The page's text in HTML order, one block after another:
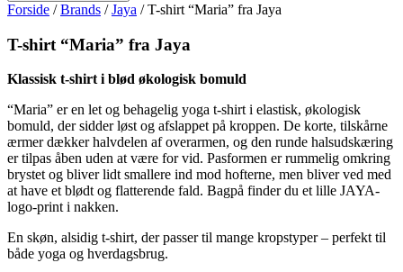
Forside /Brands /Jaya / T-shirt “Maria” fra Jaya
T-shirt “Maria” fra Jaya
Klassisk t-shirt i blød økologisk bomuld
“Maria” er en let og behagelig yoga t-shirt i elastisk, økologisk
bomuld, der sidder løst og afslappet på kroppen. De korte, tilskårne
ærmer dækker halvdelen af overarmen, og den runde halsudskæring
er tilpas åben uden at være for vid. Pasformen er rummelig omkring
brystet og bliver lidt smallere ind mod hofterne, men bliver ved med
at have et blødt og flatterende fald. Bagpå finder du et lille JAYA-
logo-print i nakken.
En skøn, alsidig t-shirt, der passer til mange kropstyper – perfekt til
både yoga og hverdagsbrug.